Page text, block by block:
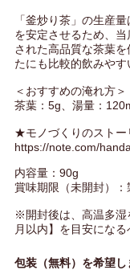
「釜炒り茶」の生産
を安定させるため、
された高品質な茶葉
たにも比較的飲みやす
＜おすすめの淹れ方＞
茶葉：5g、湯量：
★モノづくりのストー
https://note.com/
内容量：90g
賞味期限（未開封）：
※開封後は、高温多湿
月以内】を目安にな
包装（無料）を希望し